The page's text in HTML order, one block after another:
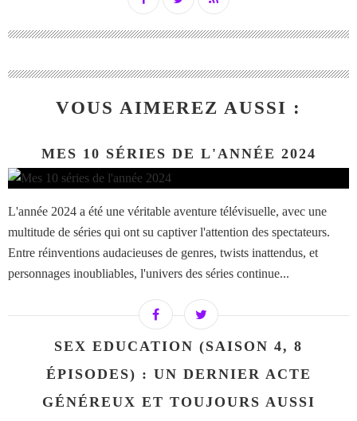
VOUS AIMEREZ AUSSI :
MES 10 SÉRIES DE L'ANNÉE 2024
L'année 2024 a été une véritable aventure télévisuelle, avec une
multitude de séries qui ont su captiver l'attention des spectateurs.
Entre réinventions audacieuses de genres, twists inattendus, et
personnages inoubliables, l'univers des séries continue...
SEX EDUCATION (SAISON 4, 8
ÉPISODES) : UN DERNIER ACTE
GÉNÉREUX ET TOUJOURS AUSSI